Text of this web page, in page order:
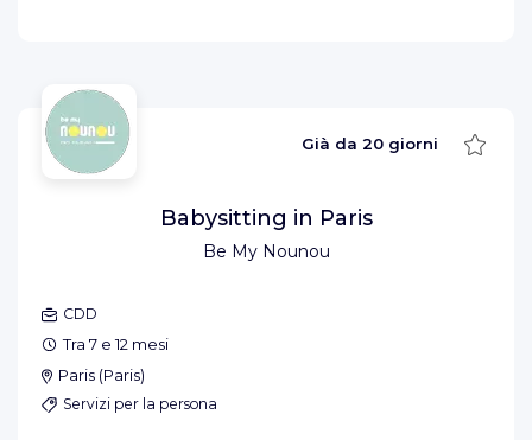
Be My Nounou
Già da 20 giorni Salva
Babysitting in Paris
CDD
Tra 7 e 12 mesi
Paris (Paris)
Servizi per la persona